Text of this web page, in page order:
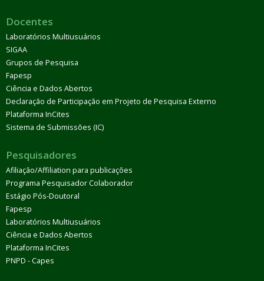
Docentes
Laboratórios Multiusuários
SIGAA
Grupos de Pesquisa
Fapesp
Ciência e Dados Abertos
Declaração de Participação em Projeto de Pesquisa Externo
Plataforma InCites
Sistema de Submissões (IC)
Pesquisadores
Afiliação/Affiliation para publicações
Programa Pesquisador Colaborador
Estágio Pós-Doutoral
Fapesp
Laboratórios Multiusuários
Ciência e Dados Abertos
Plataforma InCites
PNPD - Capes